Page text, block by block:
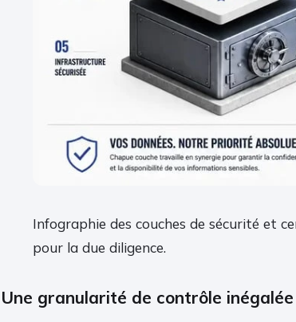
Infographie des couches de sécurité et
pour la due diligence.
Une granularité de contrôle inégalée